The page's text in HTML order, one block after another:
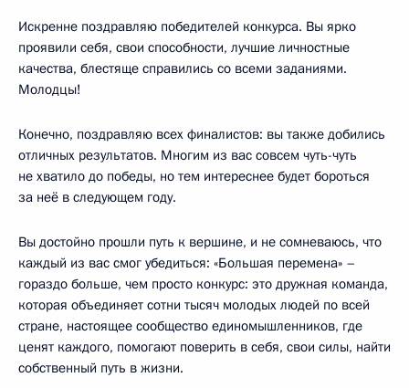
Искренне поздравляю победителей конкурса. Вы ярко
проявили себя, свои способности, лучшие личностные
качества, блестяще справились со всеми заданиями.
Молодцы!
Конечно, поздравляю всех финалистов: вы также добились
отличных результатов. Многим из вас совсем чуть-чуть
не хватило до победы, но тем интереснее будет бороться
за неё в следующем году.
Вы достойно прошли путь к вершине, и не сомневаюсь, что
каждый из вас смог убедиться: «Большая перемена» –
гораздо больше, чем просто конкурс: это дружная команда,
которая объединяет сотни тысяч молодых людей по всей
стране, настоящее сообщество единомышленников, где
ценят каждого, помогают поверить в себя, свои силы, найти
собственный путь в жизни.